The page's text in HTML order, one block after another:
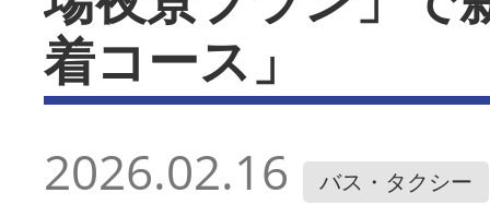
着コース」
2026.02.16 バス・タクシー